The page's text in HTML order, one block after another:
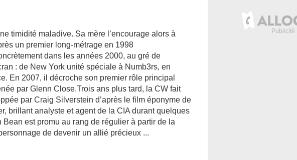
timidité maladive. Sa mère l’encourage alors à
un premier long-métrage en 1998
dans les années 2000, au gré de
: de New York unité spéciale à Numb3rs, en
En 2007, il décroche son premier rôle principal
par Glenn Close.Trois ans plus tard, la CW fait
par Craig Silverstein d’après le film éponyme de
brillant analyste et agent de la CIA durant quelques
est promu au rang de régulier à partir de la
de devenir un allié précieux ...